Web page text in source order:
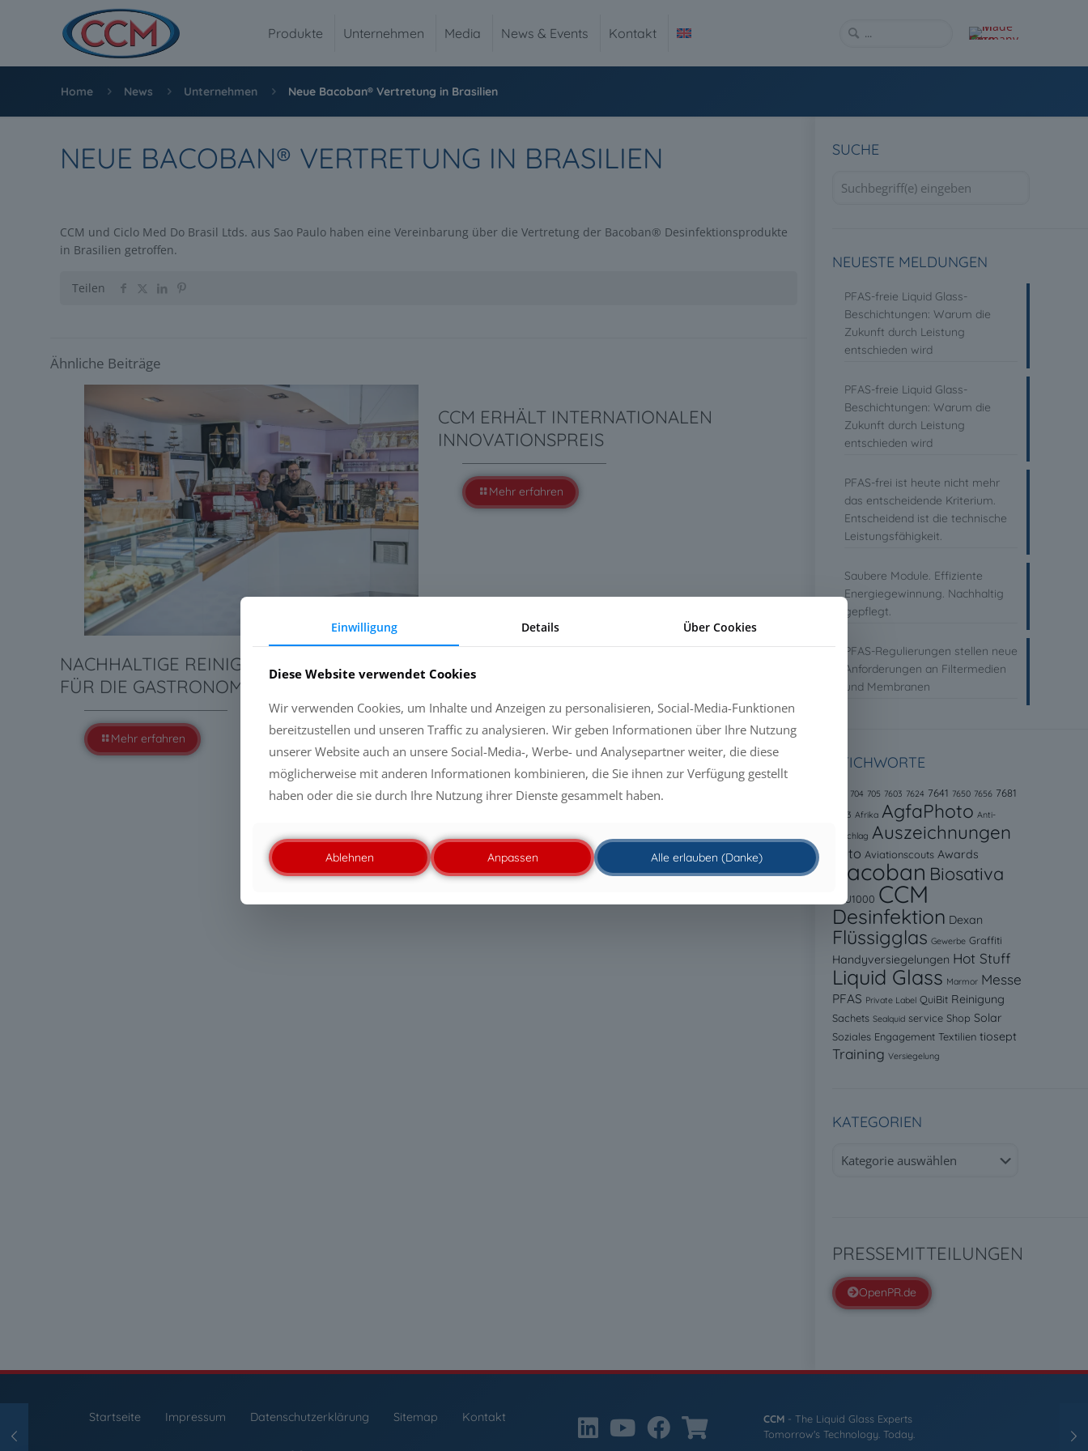
Produkte Unternehmen Media News & Events Kontakt
Home News Unternehmen Neue Bacoban® Vertretung in Brasilien
NEUE BACOBAN® VERTRETUNG IN BRASILIEN
CCM und Ciclo Med Do Brasil Ltds. aus Sao Paulo haben eine Vereinbarung über die Vertretung der Bacoban® Desinfektionsprodukte
in Brasilien getroffen.
Teilen
Ähnliche Beiträge
NACHHALTIGE REINIGUNGSLÖSUNGEN
FÜR DIE GASTRONOMIE
Mehr erfahren
CCM ERHÄLT INTERNATIONALEN
INNOVATIONSPREIS
Mehr erfahren
SUCHE
NEUESTE MELDUNGEN
PFAS-freie Liquid Glass-
Beschichtungen: Warum die
Zukunft durch Leistung
entschieden wird
PFAS-freie Liquid Glass-
Beschichtungen: Warum die
Zukunft durch Leistung
entschieden wird
PFAS-frei ist heute nicht mehr
das entscheidende Kriterium.
Entscheidend ist die technische
Leistungsfähigkeit.
Saubere Module. Effiziente
Energiegewinnung. Nachhaltig
gepflegt.
PFAS-Regulierungen stellen neue
Anforderungen an Filtermedien
und Membranen
STICHWORTE
704 705 7603 7624 7641 7650 7656 7681
8523 Afrika AgfaPhoto Anti-
Beschlag Auszeichnungen
Auto Aviationscouts Awards
Bacoban Biosativa
BLU1000 CCM
Desinfektion Dexan
Flüssigglas Gewerbe Graffiti
Handyversiegelungen Hot Stuff
Liquid Glass Marmor Messe
PFAS Private Label QuiBit Reinigung
Sachets Sealquid service Shop Solar
Soziales Engagement Textilien tiosept
Training Versiegelung
KATEGORIEN
PRESSEMITTEILUNGEN
OpenPR.de
Startseite Impressum Datenschutzerklärung Sitemap Kontakt CCM - The Liquid Glass Experts
Tomorrow's Technology. Today.
Einwilligung Details Über Cookies
Diese Website verwendet Cookies
Wir verwenden Cookies, um Inhalte und Anzeigen zu personalisieren, Social-Media-Funktionen
bereitzustellen und unseren Traffic zu analysieren. Wir geben Informationen über Ihre Nutzung
unserer Website auch an unsere Social-Media-, Werbe- und Analysepartner weiter, die diese
möglicherweise mit anderen Informationen kombinieren, die Sie ihnen zur Verfügung gestellt
haben oder die sie durch Ihre Nutzung ihrer Dienste gesammelt haben.
Ablehnen Anpassen Alle erlauben (Danke)